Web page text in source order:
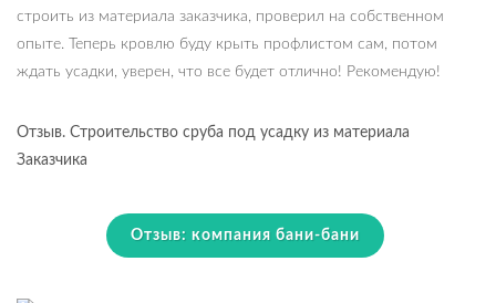
строить из материала заказчика, проверил на собственном
опыте. Теперь кровлю буду крыть профлистом сам, потом
ждать усадки, уверен, что все будет отлично! Рекомендую!
Отзыв. Строительство сруба под усадку из материала
Заказчика
Отзыв: компания бани-бани